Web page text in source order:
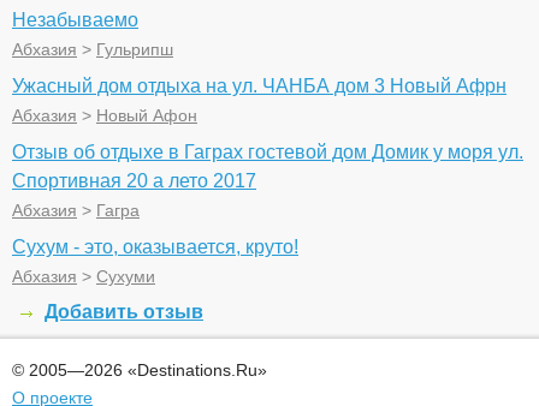
Незабываемо
Абхазия > Гульрипш
Ужасный дом отдыха на ул. ЧАНБА дом 3 Новый Афрн
Абхазия > Новый Афон
Отзыв об отдыхе в Гаграх гостевой дом Домик у моря ул.
Спортивная 20 а лето 2017
Абхазия > Гагра
Сухум - это, оказывается, круто!
Абхазия > Сухуми
Добавить отзыв
© 2005—2026 «Destinations.Ru»
О проекте